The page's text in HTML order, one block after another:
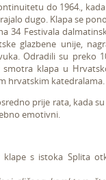
do 1964.,
dugo. Klapa se
34 Festivala
glazbene unije,
Odradili su preko
klapa u
hrvatskim katedralama.
prije rata, kada
emotivni.
s istoka Splita